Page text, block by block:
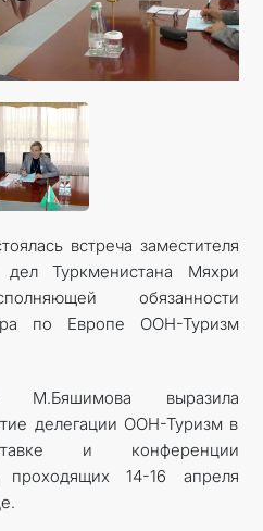
В ТУРКМЕНИСТАН
ДАННЫЕ
встреча заместителя
дел Туркменистана Мяхри
обязанности
по Европе ООН-Туризм
выразила
делегации ООН-Туризм в
и конференции
14-16 апреля